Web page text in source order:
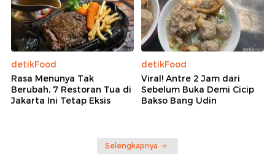
detikFood
Rasa Menunya Tak
Berubah, 7 Restoran Tua di
Jakarta Ini Tetap Eksis
detikFood
Viral! Antre 2 Jam dari
Sebelum Buka Demi Cicip
Bakso Bang Udin
Selengkapnya